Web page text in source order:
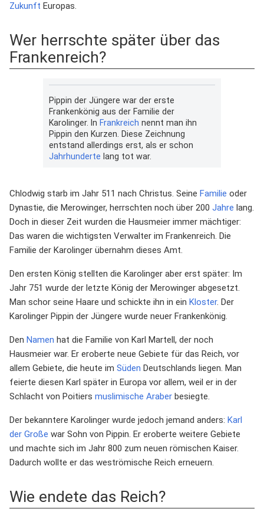
Zukunft Europas.
Wer herrschte später über das
Frankenreich?
Pippin der Jüngere war der erste
Frankenkönig aus der Familie der
Karolinger. In Frankreich nennt man ihn
Pippin den Kurzen. Diese Zeichnung
entstand allerdings erst, als er schon
Jahrhunderte lang tot war.
Chlodwig starb im Jahr 511 nach Christus. Seine Familie oder
Dynastie, die Merowinger, herrschten noch über 200 Jahre lang.
Doch in dieser Zeit wurden die Hausmeier immer mächtiger:
Das waren die wichtigsten Verwalter im Frankenreich. Die
Familie der Karolinger übernahm dieses Amt.
Den ersten König stellten die Karolinger aber erst später: Im
Jahr 751 wurde der letzte König der Merowinger abgesetzt.
Man schor seine Haare und schickte ihn in ein Kloster. Der
Karolinger Pippin der Jüngere wurde neuer Frankenkönig.
Den Namen hat die Familie von Karl Martell, der noch
Hausmeier war. Er eroberte neue Gebiete für das Reich, vor
allem Gebiete, die heute im Süden Deutschlands liegen. Man
feierte diesen Karl später in Europa vor allem, weil er in der
Schlacht von Poitiers muslimische Araber besiegte.
Der bekanntere Karolinger wurde jedoch jemand anders: Karl
der Große war Sohn von Pippin. Er eroberte weitere Gebiete
und machte sich im Jahr 800 zum neuen römischen Kaiser.
Dadurch wollte er das weströmische Reich erneuern.
Wie endete das Reich?